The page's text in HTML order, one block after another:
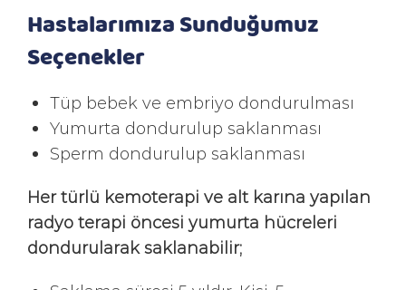
Hastalarımıza Sunduğumuz
Seçenekler
Tüp bebek ve embriyo dondurulması
Yumurta dondurulup saklanması
Sperm dondurulup saklanması
Her türlü kemoterapi ve alt karına yapılan
radyo terapi öncesi yumurta hücreleri
dondurularak saklanabilir;